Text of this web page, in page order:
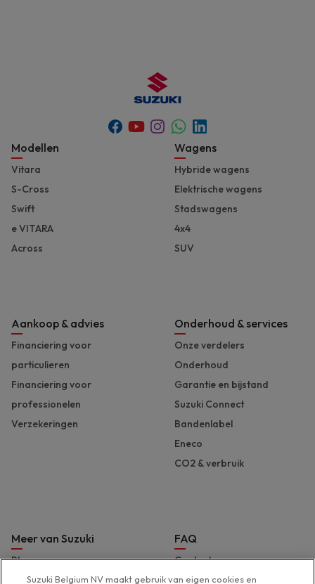
Facebook
YoutubeInstagram
Whatsapp
Linkedin
Footer
Modellen
Vitara
S-Cross
Swift
e VITARA
Across
Wagens
Hybride wagens
Elektrische wagens
Stadswagens
4x4
SUV
Aankoop & advies
Financiering voor
particulieren
Financiering voor
professionelen
Verzekeringen
Onderhoud & services
Onze verdelers
Onderhoud
Garantie en bijstand
Suzuki Connect
Bandenlabel
Eneco
CO2 & verbruik
Meer van Suzuki
Blog
Brochures en prijslijst
FAQ
Contact
Hulp & support
Suzuki Belgium NV maakt gebruik van eigen cookies en